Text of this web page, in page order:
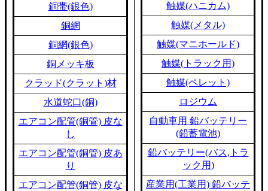
銅帯(銀色)
銅網
銅網(銀色)
銅メッキ板
クラッド(クラット)材
水道蛇口(銅)
エアコン配管(銅管) 皮な
し
エアコン配管(銅管) 皮あ
り
エアコン配管(銅管) 皮な
触媒(ハニカム)
触媒(メタル)
触媒(マニホールド)
触媒(トラック用)
触媒(ペレット)
ロジウム
自動車用 鉛バッテリー
(鉛蓄電池)
鉛バッテリー(バス,トラ
ック用)
産業用(工業用) 鉛バッテ